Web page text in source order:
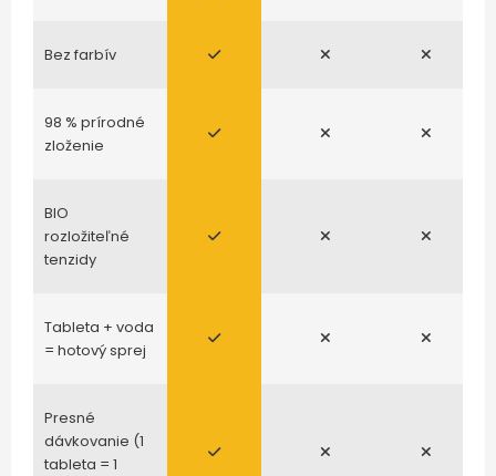
Bez farbív
98 % prírodné
zloženie
BIO
rozložiteľné
tenzidy
Tableta + voda
= hotový sprej
Presné
dávkovanie (1
tableta = 1